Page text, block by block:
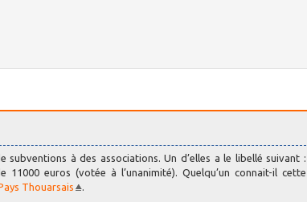
subventions à des associations. Un d’elles a le libellé suivant :
euros (votée à l’unanimité). Quelqu’un connait-il cette
Thouarsais .